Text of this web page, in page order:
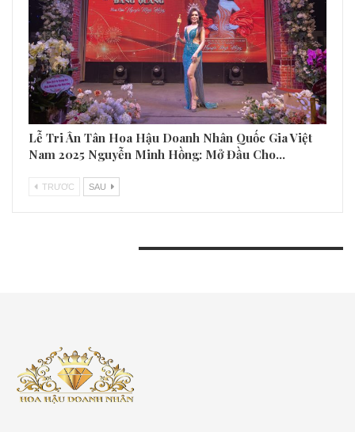
Lễ Tri Ân Tân Hoa Hậu Doanh Nhân Quốc Gia Việt
Nam 2025 Nguyễn Minh Hồng: Mở Đầu Cho…
TRƯƠC SAU